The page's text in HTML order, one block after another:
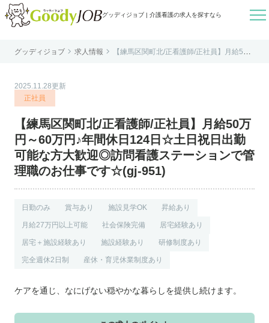
グッディジョブ | 介護看護の求人を探すなら 
はじめての方へ
個人情報保護方針
利用規約
お知らせ
お問い合わせ
グッディジョブ  求人情報 
【練馬区関町北/正看護師/正社員】月給50万
2025.11.28更新
正社員
【練馬区関町北/正看護師/正社員】月給50万
円～60万円♪年間休日124日☆土日祝日出勤
可能な方大歓迎◎訪問看護ステーションで管
理職のお仕事です☆(gj-951)
日勤のみ 賞与あり 施設見学OK 昇給あり
月給27万円以上可能 社会保険完備 居宅経験あり
居宅＋施設経験あり 施設経験あり 研修制度あり
完全週休2日制 産休・育児休業制度あり
ケアを通じ、なにげない穏やかな暮らしを提供し続けます。